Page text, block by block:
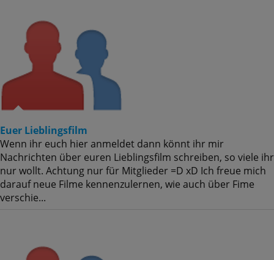
Euer Lieblingsfilm
Wenn ihr euch hier anmeldet dann könnt ihr mir
Nachrichten über euren Lieblingsfilm schreiben, so viele ihr
nur wollt. Achtung nur für Mitglieder =D xD Ich freue mich
darauf neue Filme kennenzulernen, wie auch über Fime
verschie...